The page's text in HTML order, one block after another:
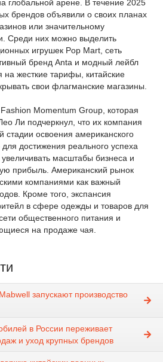
глобальной арене. В течение 2025
брендов объявили о своих планах
или значительному
Среди них можно выделить
игрушек Pop Mart, сеть
бренд Anta и модный лейбл
жесткие тарифы, китайские
свои флагманские магазины.
Momentum Group, которая
Ли подчеркнул, что их компания
стадии освоения американского
достижения реального успеха
масштабы бизнеса и
прибыль. Американский рынок
компаниями как важный
Кроме того, экспансия
в сфере одежды и товаров для
общественного питания и
на продаже чая.
запускают производство
в России переживает
и уход крупных брендов